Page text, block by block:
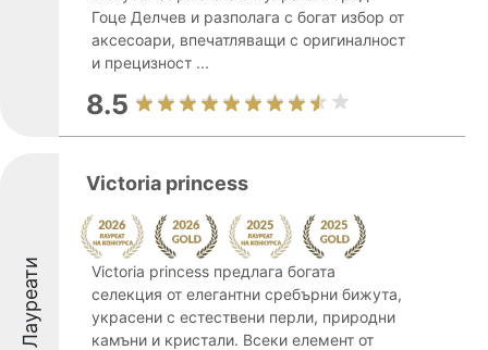
Гоце Делчев и разполага с богат избор от
аксесоари, впечатляващи с оригиналност
и прецизност ...
8.5
Лауреати
Victoria princess
Victoria princess предлага богата
селекция от елегантни сребърни бижута,
украсени с естествени перли, природни
камъни и кристали. Всеки елемент от